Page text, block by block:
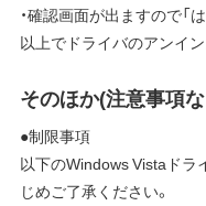
・確認画面が出ますので「
以上でドライバのアンイ
そのほか(注意事項
●制限事項
以下のWindows Vistaドラ
じめご了承ください。